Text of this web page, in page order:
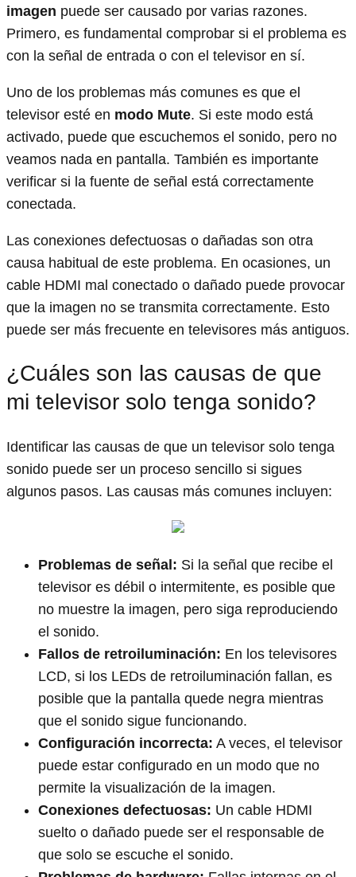
imagen puede ser causado por varias razones.
Primero, es fundamental comprobar si el problema es
con la señal de entrada o con el televisor en sí.
Uno de los problemas más comunes es que el
televisor esté en modo Mute. Si este modo está
activado, puede que escuchemos el sonido, pero no
veamos nada en pantalla. También es importante
verificar si la fuente de señal está correctamente
conectada.
Las conexiones defectuosas o dañadas son otra
causa habitual de este problema. En ocasiones, un
cable HDMI mal conectado o dañado puede provocar
que la imagen no se transmita correctamente. Esto
puede ser más frecuente en televisores más antiguos.
¿Cuáles son las causas de que
mi televisor solo tenga sonido?
Identificar las causas de que un televisor solo tenga
sonido puede ser un proceso sencillo si sigues
algunos pasos. Las causas más comunes incluyen:
Problemas de señal: Si la señal que recibe el
televisor es débil o intermitente, es posible que
no muestre la imagen, pero siga reproduciendo
el sonido.
Fallos de retroiluminación: En los televisores
LCD, si los LEDs de retroiluminación fallan, es
posible que la pantalla quede negra mientras
que el sonido sigue funcionando.
Configuración incorrecta: A veces, el televisor
puede estar configurado en un modo que no
permite la visualización de la imagen.
Conexiones defectuosas: Un cable HDMI
suelto o dañado puede ser el responsable de
que solo se escuche el sonido.